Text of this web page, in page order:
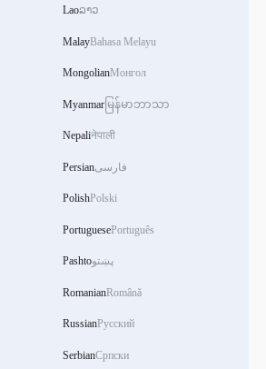
Laoລາວ
MalayBahasa Melayu
MongolianМонгол
Myanmar မြန်မာဘာသာ
Nepaliनेपाली
Persianفارسی
PolishPolski
PortuguesePortuguês
Pashtoپښتو
RomanianRomână
RussianРусский
SerbianСрпски